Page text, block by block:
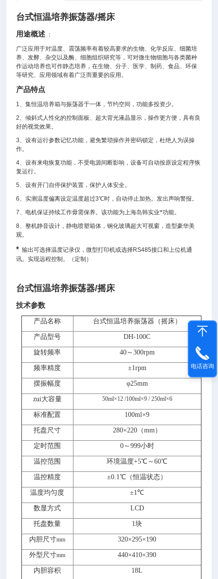
台式恒温培养振荡器/摇床
用途概述 ：
广泛应用于对温度、震荡频率有着较高要求的生物、化学反应、细菌培
养、发酵、杂交以及酶、细胞组织研究等，可对微生物细胞与各类菌种
作运动培养也可作静态培养，在生物、分子、医学、制药、食品、环保
等研究、应用领域有着广泛而重要的应用。
产品特点
1、集恒温培养箱与振荡器于一体，节约空间，功能多投资少。
2、倾斜式人性化的控制面板、超大背光液晶显示，操作更方便，具有良
好的视觉效果。
3、设有运行参数记忆功能，避免繁琐操作并密码锁定，杜绝人为误操
作。
4、设有来电恢复功能，不受电源间断影响，设备可自动按原设定程序恢
复运行。
5、设有开门自停保护装置，保护人体安全。
6、实测温度偏离设定温度超过3℃时，自动停止加热。发出声响警报。
7、电机保证持续工作毋需保养。该功能为上海岛韩实业*功能。
8、整机静音设计，静电喷塑箱体，钢化玻璃超大可视窗，造型豪华美
观。
* 输出可选择温度记录仪，微型打印机或选择RS485接口和上位机通
讯。实现远程控制。（定制）
台式恒温培养振荡器/摇床
技术参数
产品名称 台式恒温培养振荡器 （摇床）
产品型号 DH-100C
旋转频率 40～300rpm
频率精度 ±1rpm
摆振幅度 φ25mm
zui大容量 50ml×12/100ml×9/250ml×6
标准配置 100ml×9
托盘尺寸 280×220（mm）
定时范围 0～999小时
温控范围 环境温度+5℃～60℃
温控精度 ±0.1℃（恒温状态）
温度均匀度 ±1℃
数显方式 LCD
托盘数量 1块
内胆尺寸mm 320×295×190
外型尺寸mm 440×410×390
内胆容积 18L
电话咨询